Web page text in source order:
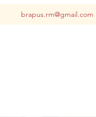
brapus.rm@gmail.com